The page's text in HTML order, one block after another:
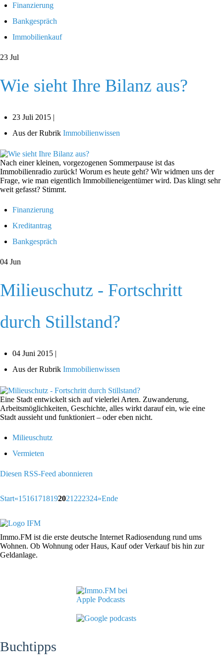
Finanzierung
Bankgespräch
Immobilienkauf
23 Jul
Wie sieht Ihre Bilanz aus?
23 Juli 2015 |
Aus der Rubrik Immobilienwissen
Nach einer kleinen, vorgezogenen Sommerpause ist das
Immobilienradio zurück! Worum es heute geht? Wir widmen uns der
Frage, wie man eigentlich Immobilieneigentümer wird. Das klingt sehr
weit gefasst? Stimmt.
Finanzierung
Kreditantrag
Bankgespräch
04 Jun
Milieuschutz - Fortschritt
durch Stillstand?
04 Juni 2015 |
Aus der Rubrik Immobilienwissen
Eine Stadt entwickelt sich auf vielerlei Arten. Zuwanderung,
Arbeitsmöglichkeiten, Geschichte, alles wirkt darauf ein, wie eine
Stadt aussieht und funktioniert – oder eben nicht.
Milieuschutz
Vermieten
Diesen RSS-Feed abonnieren
Start«15161718192021 222324»Ende
Immo.FM ist die erste deutsche Internet Radiosendung rund ums
Wohnen. Ob Wohnung oder Haus, Kauf oder Verkauf bis hin zur
Geldanlage.
Buchtipps